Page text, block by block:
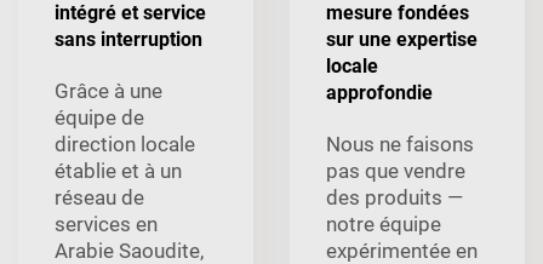
intégré et service
sans interruption
Grâce à une
équipe de
direction locale
établie et à un
réseau de
services en
Arabie Saoudite,
mesure fondées
sur une expertise
locale
approfondie
Nous ne faisons
pas que vendre
des produits —
notre équipe
expérimentée en